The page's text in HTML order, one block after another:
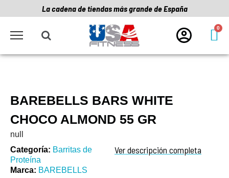
La cadena de tiendas más grande de España
BAREBELLS BARS WHITE
CHOCO ALMOND 55 GR
null
Categoría
Barritas de
Proteína
Marca
BAREBELLS
Ver descripción completa